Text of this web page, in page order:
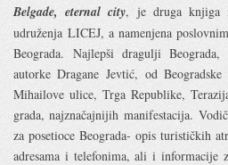
Belgade, eternal city, je druga knjiga
udruženja LICEJ, a namenjena
Beograda. Najlepši dragulji
autorke Dragane Jevtić, od
Mihailove ulice, Trga Republike,
grada, najznačajnijih manifestacija.
za posetioce Beograda- opis turističkih
adresama i telefonima, ali i informacije